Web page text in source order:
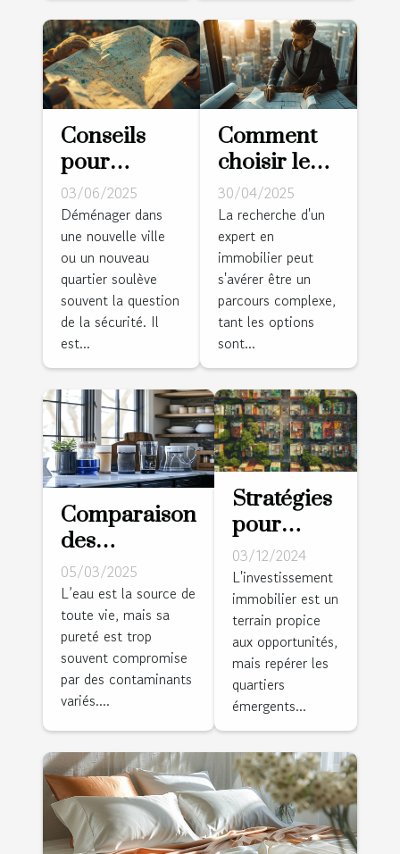
Conseils
pour
choisir un
quartier sûr
lorsque
vous
déménagez
03/06/2025
Déménager dans
une nouvelle ville
ou un nouveau
quartier soulève
souvent la question
de la sécurité. Il
est...
Comment
choisir le
meilleur
expert pour
vos besoins
immobiliers
?
30/04/2025
La recherche d'un
expert en
immobilier peut
s'avérer être un
parcours complexe,
tant les options
sont...
Comparaison
des
méthodes de
purification
de l'eau à la
maison
05/03/2025
L’eau est la source de
toute vie, mais sa
pureté est trop
souvent compromise
par des contaminants
variés....
Stratégies
pour
identifier
et investir
dans des
quartiers
émergents
03/12/2024
L'investissement
immobilier est un
terrain propice
aux opportunités,
mais repérer les
quartiers
émergents...